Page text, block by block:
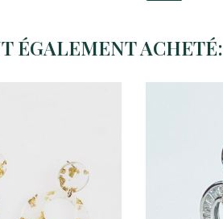
ÉGALEMENT ACHETÉ: